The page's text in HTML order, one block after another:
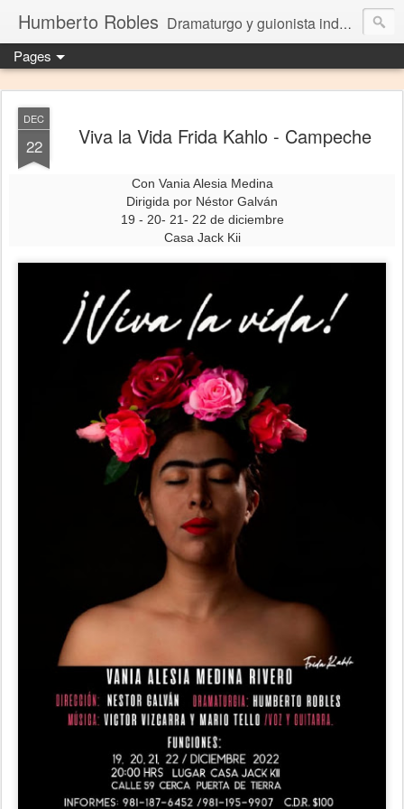
Humberto Robles Dramaturgo y guionista independiente
Pages
DEC
22 Viva la Vida Frida Kahlo - Campeche
Con Vania Alesia Medina
Dirigida por Néstor Galván
19 - 20- 21- 22 de diciembre
Casa Jack Kii